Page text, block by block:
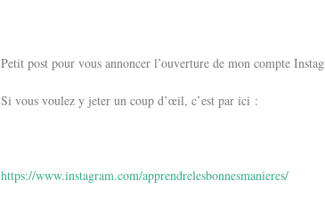
Petit post pour vous annoncer l’ouverture de mon compte
Si vous voulez y jeter un coup d’œil, c’est par ici :
https://www.instagram.com/apprendrelesbonnesmanieres/